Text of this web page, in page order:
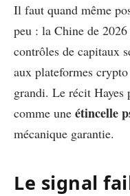
Il faut quand même
peu : la Chine de
contrôles de capitaux
aux plateformes
grandi. Le récit
comme une étincelle
mécanique garantie.
Le signal